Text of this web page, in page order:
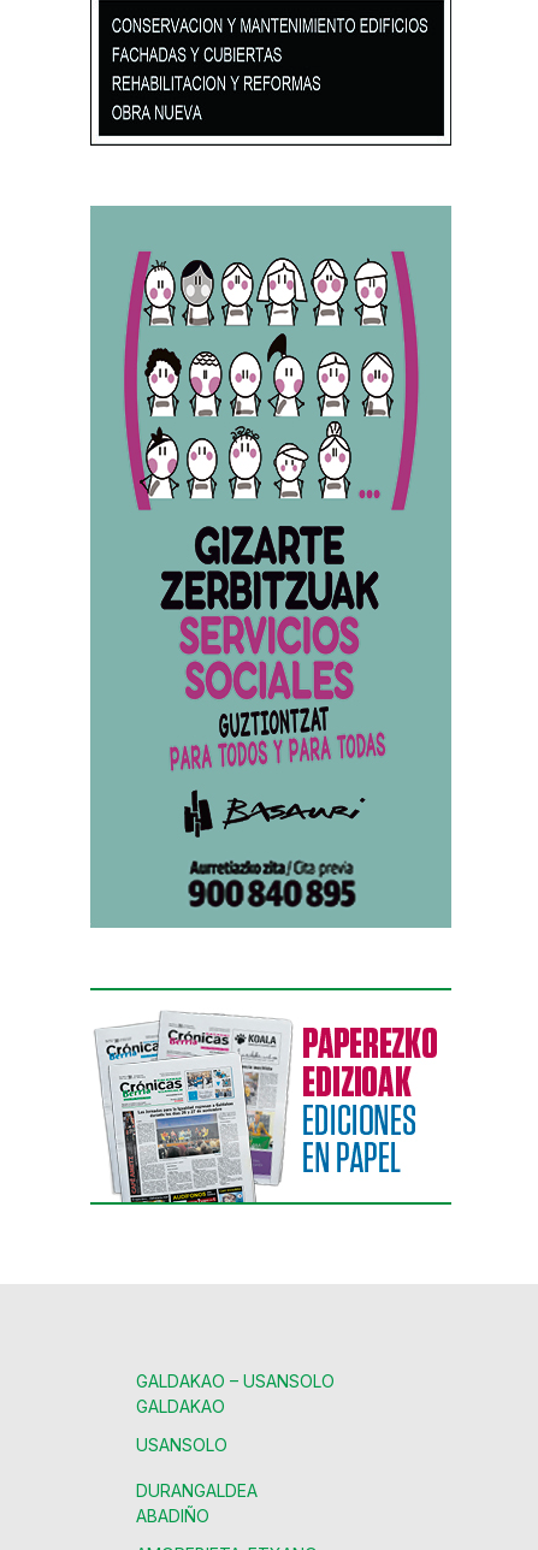
GALDAKAO – USANSOLO
GALDAKAO
USANSOLO
DURANGALDEA
ABADIÑO